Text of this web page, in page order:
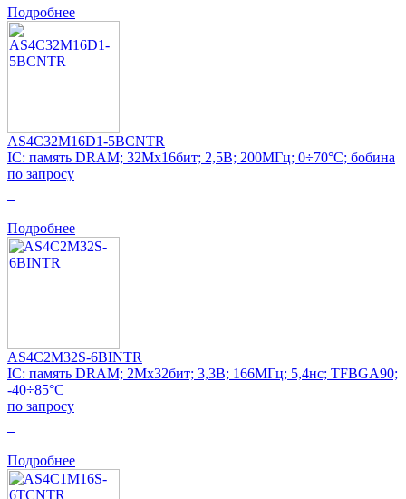
Подробнее
AS4C32M16D1-5BCNTR
IC: память DRAM; 32Mx16бит; 2,5В; 200МГц; 0÷70°C; бобина
по запросу
Подробнее
AS4C2M32S-6BINTR
IC: память DRAM; 2Mx32бит; 3,3В; 166МГц; 5,4нс; TFBGA90;
-40÷85°C
по запросу
Подробнее